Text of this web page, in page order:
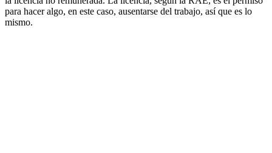
para hacer algo, en este caso, ausentarse del trabajo, así que es lo
mismo.